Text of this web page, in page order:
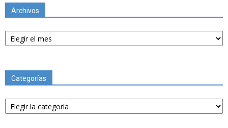
Archivos
Archivos
Categorías
Categorías